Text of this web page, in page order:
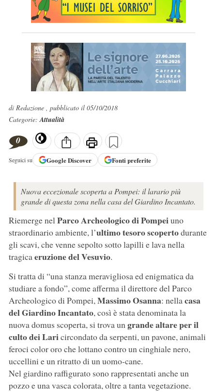
di Redazione , pubblicato il 05/10/2018
Categorie:Attualità
0
Seguici su GoogleDiscover Fonti preferite
Nuova eccezionale scoperta a Pompei: il larario più
grande di questa zona nella casa del Giardino Incantato.
Riemerge nelParco Archeologico di Pompeiuno
straordinario ambiente, l’ultimo tesoro scopertodurante
gli scavi, che venne sepolto sotto lapilli e lava nella
tragicaeruzione del Vesuvio.
Si tratta di “una stanza meravigliosa ed enigmatica da
studiare a fondo”, come afferma il direttore del Parco
Archeologico di Pompei,MassimoOsanna: nellacasa
del Giardino Incantato, così è stata denominata la
nuova domus scoperta, si trova ungrande altare per il
culto dei Laricircondato da serpenti, un pavone, animali
feroci color oro che lottano contro un cinghiale nero,
uccellini e un ritratto di un uomo-cane.
Nel giardino raffigurato sono rappresentati anche un
pozzo e una vasca colorata, oltre a tanta vegetazione.